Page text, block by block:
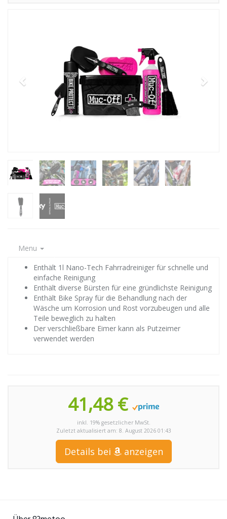
Menu
Enthält 1l Nano-Tech Fahrradreiniger für schnelle und
einfache Reinigung
Enthält diverse Bürsten für eine gründlichste Reinigung
Enthält Bike Spray für die Behandlung nach der
Wäsche um Korrosion und Rost vorzubeugen und alle
Teile beweglich zu halten
Der verschließbare Eimer kann als Putzeimer
verwendet werden
41,48 €
inkl. 19% gesetzlicher MwSt.
Zuletzt aktualisiert am: 8. August 2026 01:43
Details bei anzeigen